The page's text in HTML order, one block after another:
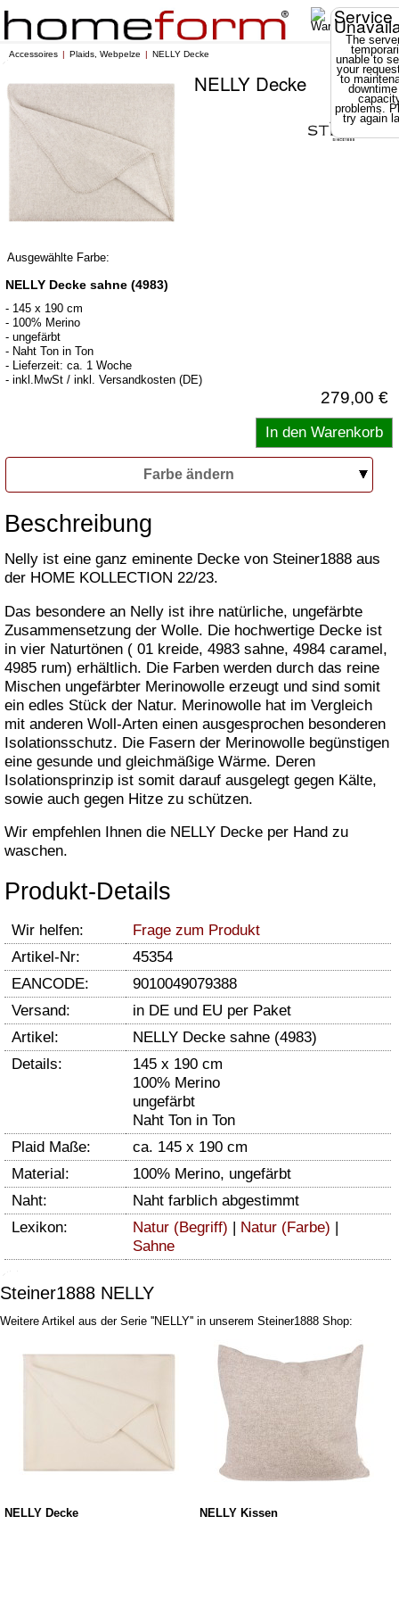
Service
The
unable to
your
to
problems.
try again
Accessoires Plaids, Webpelze NELLY Decke
NELLY Decke
Ausgewählte Farbe:
NELLY Decke sahne (4983)
- 145 x 190 cm
- 100% Merino
- ungefärbt
- Naht Ton in Ton
- Lieferzeit: ca. 1 Woche
- inkl.MwSt / inkl. Versandkosten (DE)
279,00 €
Farbe ändern
Beschreibung
Nelly ist eine ganz eminente Decke von Steiner1888 aus
der HOME KOLLECTION 22/23.
Das besondere an Nelly ist ihre natürliche, ungefärbte
Zusammensetzung der Wolle. Die hochwertige Decke ist
in vier Naturtönen ( 01 kreide, 4983 sahne, 4984 caramel,
4985 rum) erhältlich. Die Farben werden durch das reine
Mischen ungefärbter Merinowolle erzeugt und sind somit
ein edles Stück der Natur. Merinowolle hat im Vergleich
mit anderen Woll-Arten einen ausgesprochen besonderen
Isolationsschutz. Die Fasern der Merinowolle begünstigen
eine gesunde und gleichmäßige Wärme. Deren
Isolationsprinzip ist somit darauf ausgelegt gegen Kälte,
sowie auch gegen Hitze zu schützen.
Wir empfehlen Ihnen die NELLY Decke per Hand zu
waschen.
Produkt-Details
Wir helfen:
Frage zum Produkt
Artikel-Nr:
45354
EANCODE:
9010049079388
Versand:
in DE und EU per Paket
Artikel:
NELLY Decke sahne (4983)
Details:
145 x 190 cm
100% Merino
ungefärbt
Naht Ton in Ton
Plaid Maße:
ca. 145 x 190 cm
Material:
100% Merino, ungefärbt
Naht:
Naht farblich abgestimmt
Lexikon:
Natur (Begriff) | Natur (Farbe) |
Sahne
Steiner1888 NELLY
Weitere Artikel aus der Serie ''NELLY'' in unserem Steiner1888 Shop:
NELLY Decke NELLY Kissen